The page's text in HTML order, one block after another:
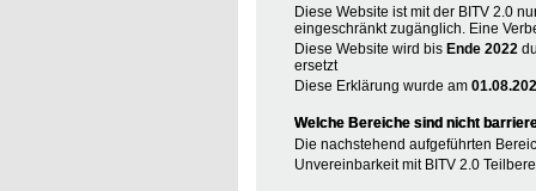
Diese Website ist mit der BITV 2.0
eingeschränkt zugänglich. Eine
Diese Website wird bis Ende 2022
ersetzt
Diese Erklärung wurde am
Welche Bereiche sind nicht
Die nachstehend aufgeführten
Unvereinbarkeit mit BITV 2.0